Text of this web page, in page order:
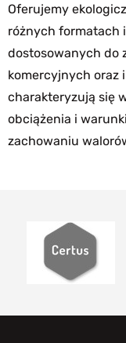
Oferujemy
różnych formatach
dostosowanych do
komercyjnych
charakteryzują się
obciążenia i
zachowaniu